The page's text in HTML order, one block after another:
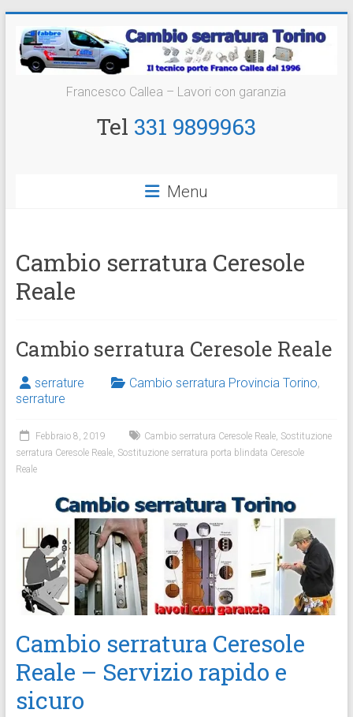
contenuto
Cambio
Serratura
Francesco Callea – Lavori con garanzia
Tel 331 9899963
Menu
Cambio serratura Ceresole
Reale
Cambio serratura Ceresole Reale
serrature Cambio serratura Provincia Torino,
serrature
Febbraio 8, 2019 Cambio serratura Ceresole Reale, Sostituzione
serratura Ceresole Reale, Sostituzione serratura porta blindata Ceresole
Reale
Cambio serratura Ceresole
Reale – Servizio rapido e
sicuro